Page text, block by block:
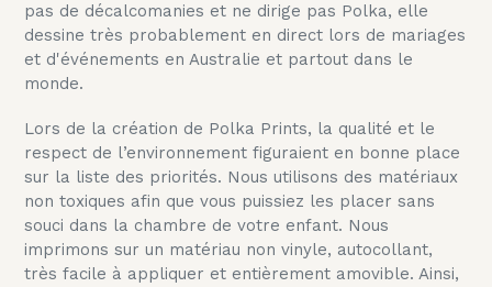
pas de décalcomanies et ne dirige pas Polka, elle
dessine très probablement en direct lors de mariages
et d'événements en Australie et partout dans le
monde.
Lors de la création de Polka Prints, la qualité et le
respect de l’environnement figuraient en bonne place
sur la liste des priorités. Nous utilisons des matériaux
non toxiques afin que vous puissiez les placer sans
souci dans la chambre de votre enfant. Nous
imprimons sur un matériau non vinyle, autocollant,
très facile à appliquer et entièrement amovible. Ainsi,